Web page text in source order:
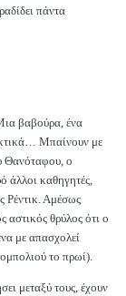
πάντα
βαβούρα, ένα
Μπαίνουν με
Θανόταφου, ο
άλλοι καθηγητές,
Ρέντικ. Αμέσως
αστικός θρύλος ότι ο
με απασχολεί
το πρωί).
μεταξύ τους, έχουν